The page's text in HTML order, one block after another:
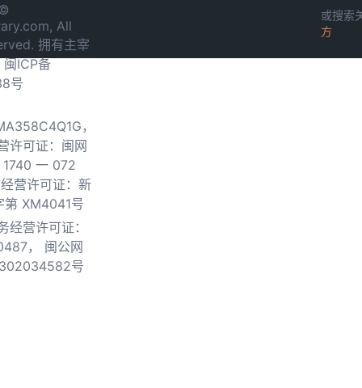
All
拥有主宰
闽ICP备
号
，
许可证：闽网
一 072
营许可证：新
第 XM4041号
经营许可证：
，
闽公网
号
或搜索
方